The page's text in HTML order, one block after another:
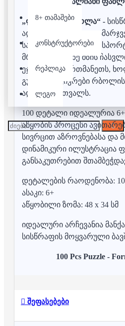
8+ თამაშები
კონსტრუქტორები
რეპლიკა
ლეგო
„ფორმულა რბოლა“ -
ადრენალინისა და
სავსე სცენა! ფერადი
მრუდე ტრასაზე მზის
ეჯიბრებიან ერთმანეთს,
გულშემატკივრები
ადევნებენ თვალს.
100 დეტალი იდეალურია
აწყობის პროცესი
სივრცით აზროვნებასა და
დინამიკური ილუსტრაცია
განსაკუთრებით
დეტალების რაოდენობა:
ასაკი: 6+
აწყობილი ზომა: 48 x 34 სმ
იდეალური არჩევანია
სისწრაფის მოყვარული
100 Pcs Puzzle -
შეფასებები